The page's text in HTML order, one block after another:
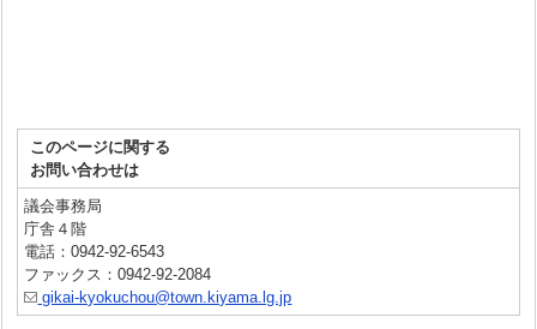
このページに関する
お問い合わせは
議会事務局
庁舎４階
電話：0942-92-6543
ファックス：0942-92-2084
gikai-kyokuchou@town.kiyama.lg.jp